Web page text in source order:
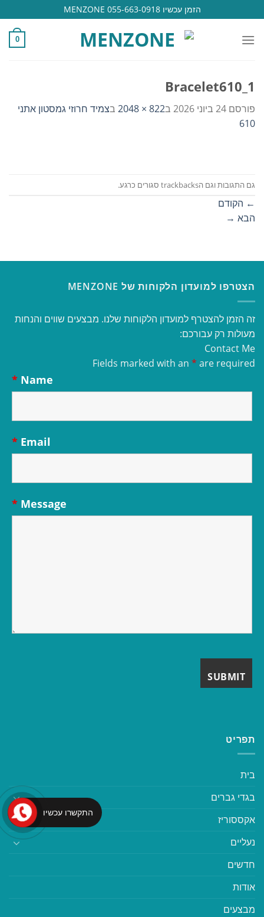
to
content
הזמן עכשיו 055-663-0918 MENZONE
0
Bracelet610_1
פורסם 24 ביוני 2026 ב822 × 2048 בצמיד חרוזי גמסטון אתני
610
גם התגובות וגם הtrackbacks סגורים כרגע.
← הקודם
הבא →
הצטרפו למועדון הלקוחות של MENZONE
זה הזמן להצטרף למועדון הלקוחות שלנו. מבצעים שווים והנחות
מעולות רק עבורכם:
Contact Me
Fields marked with an * are required
Name
*
Email
*
Message
*
תפריט
בית
בגדי גברים
אקססוריז
נעליים
חדשים
אודות
מבצעים
התקשרו עכשיו